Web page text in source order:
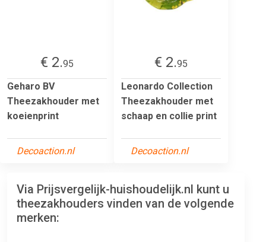
€ 2.95
Geharo BV
Theezakhouder met
koeienprint
Decoaction.nl
€ 2.95
Leonardo Collection
Theezakhouder met
schaap en collie print
Decoaction.nl
Via Prijsvergelijk-huishoudelijk.nl kunt u
theezakhouders vinden van de volgende
merken: